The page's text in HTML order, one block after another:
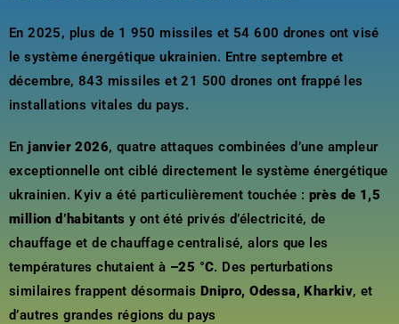
En 2025, plus de 1 950 missiles et 54 600 drones ont visé
le système énergétique ukrainien. Entre septembre et
décembre, 843 missiles et 21 500 drones ont frappé les
installations vitales du pays.
Enjanvier 2026, quatre attaques combinées d’une ampleur
exceptionnelle ont ciblé directement le système énergétique
ukrainien. Kyiv a été particulièrement touchée : près de 1,5
million d’habitants y ont été privés d’électricité, de
chauffage et de chauffage centralisé, alors que les
températures chutaient à –25 °C. Des perturbations
similaires frappent désormais Dnipro, Odessa, Kharkiv, et
d’autres grandes régions du pays